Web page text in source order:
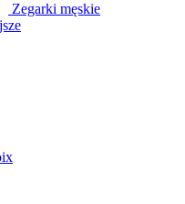
Zegarki męskie